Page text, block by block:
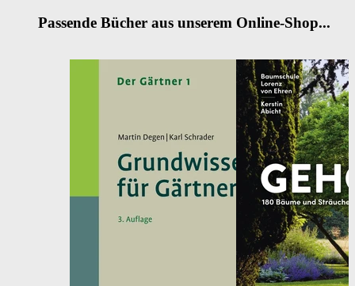
Passende Bücher aus unserem Online-Shop...